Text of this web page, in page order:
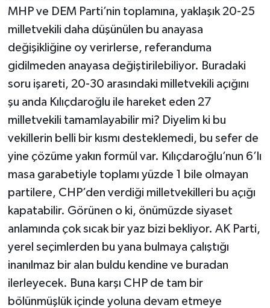
MHP ve DEM Parti’nin toplamına, yaklaşık 20-25
milletvekili daha düşünülen bu anayasa
değişikliğine oy verirlerse, referanduma
gidilmeden anayasa değiştirilebiliyor. Buradaki
soru işareti, 20-30 arasındaki milletvekili açığını
şu anda Kılıçdaroğlu ile hareket eden 27
milletvekili tamamlayabilir mi? Diyelim ki bu
vekillerin belli bir kısmı desteklemedi, bu sefer de
yine çözüme yakın formül var. Kılıçdaroğlu’nun 6’lı
masa garabetiyle toplamı yüzde 1 bile olmayan
partilere, CHP’den verdiği milletvekilleri bu açığı
kapatabilir. Görünen o ki, önümüzde siyaset
anlamında çok sıcak bir yaz bizi bekliyor. AK Parti,
yerel seçimlerden bu yana bulmaya çalıştığı
inanılmaz bir alan buldu kendine ve buradan
ilerleyecek. Buna karşı CHP de tam bir
bölünmüşlük içinde yoluna devam etmeye